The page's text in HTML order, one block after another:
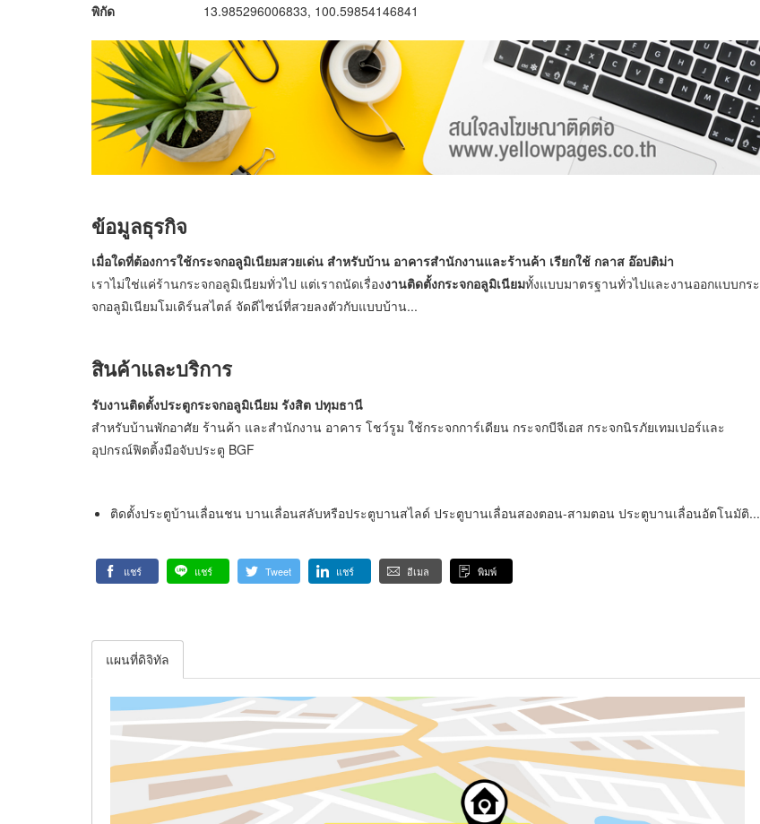
พิกัด 13.985296006833, 100.59854146841
ข้อมูลธุรกิจ
เมื่อใดที่ต้องการใช้กระจกอลูมิเนียมสวยเด่น สำหรับบ้าน อาคารสำนักงานและร้านค้า เรียกใช้ กลาส อ๊อปติม่า
เราไม่ใช่แค่ร้านกระจกอลูมิเนียมทั่วไป แต่เราถนัดเรื่องงานติดตั้งกระจกอลูมิเนียมทั้งแบบมาตรฐานทั่วไปและงานออกแบบกระ
จกอลูมิเนียมโมเดิร์นสไตล์ จัดดีไซน์ที่สวยลงตัวกับแบบบ้าน...
สินค้าและบริการ
รับงานติดตั้งประตูกระจกอลูมิเนียม รังสิต ปทุมธานี
สำหรับบ้านพักอาศัย ร้านค้า และสำนักงาน อาคาร โชว์รูม ใช้กระจกการ์เดียน กระจกบีจีเอส กระจกนิรภัยเทมเปอร์และ
อุปกรณ์ฟิตติ้งมือจับประตู BGF
ติดตั้งประตูบ้านเลื่อนชน บานเลื่อนสลับหรือประตูบานสไลด์ ประตูบานเลื่อนสองตอน-สามตอน ประตูบานเลื่อนอัตโนมัติ...
แชร์ แชร์ Tweet แชร์ อีเมล พิมพ์
แผนที่ดิจิทัล